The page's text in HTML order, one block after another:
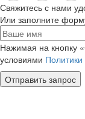
Свяжитесь с нами
Или заполните
Нажимая на кнопку
условиями
Отправить запрос